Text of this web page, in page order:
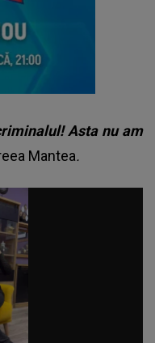
Asta nu am
Mantea.